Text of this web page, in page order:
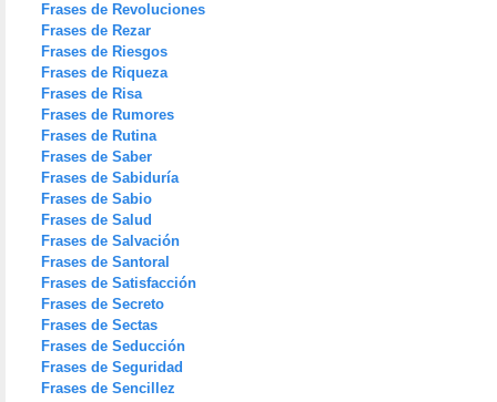
Frases de Revoluciones
Frases de Rezar
Frases de Riesgos
Frases de Riqueza
Frases de Risa
Frases de Rumores
Frases de Rutina
Frases de Saber
Frases de Sabiduría
Frases de Sabio
Frases de Salud
Frases de Salvación
Frases de Santoral
Frases de Satisfacción
Frases de Secreto
Frases de Sectas
Frases de Seducción
Frases de Seguridad
Frases de Sencillez